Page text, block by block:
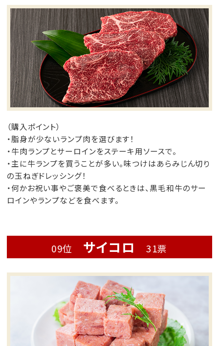
（購入ポイント）
・脂身が少ないランプ肉を選びます！
・牛肉ランプとサーロインをステーキ用ソースで。
・主に牛ランプを買うことが多い。味つけはあらみじん切り
の玉ねぎドレッシング！
・何かお祝い事やご褒美で食べるときは、黒毛和牛のサー
ロインやランプなどを食べます。
09位 サイコロ 31票